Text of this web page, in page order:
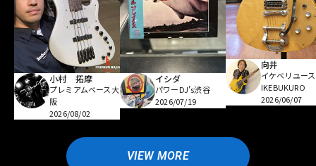
小村 拓摩
プレミアムベース大
阪
2026/08/02
イシダ
パワーDJ's渋谷
2026/07/19
向井
イケベリユース
IKEBUKURO
2026/06/07
VIEW MORE